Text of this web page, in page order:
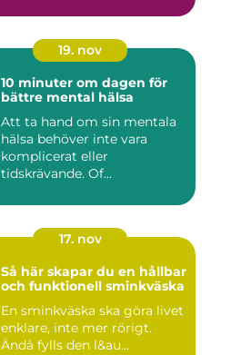
19. nov
10 minuter om dagen för
bättre mental hälsa
Att ta hand om sin mentala
hälsa behöver inte vara
komplicerat eller
tidskrävande. Of...
17. nov
Så här skapar du en hållbar
och funktionell sminkväska
En sminkväska ska göra livet
enklare, inte mer rörigt.
Ändå fylls den l&au...